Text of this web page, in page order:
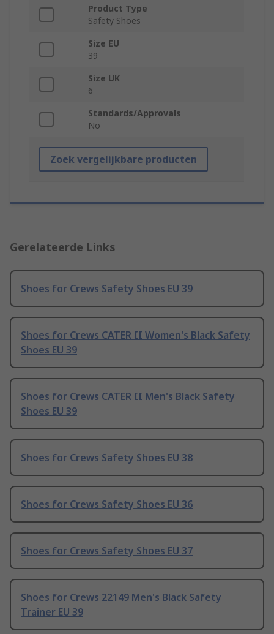
Product Type
Safety Shoes
Size EU
39
Size UK
6
Standards/Approvals
No
Zoek vergelijkbare producten
Gerelateerde Links
Shoes for Crews Safety Shoes EU 39
Shoes for Crews CATER II Women's Black Safety
Shoes EU 39
Shoes for Crews CATER II Men's Black Safety
Shoes EU 39
Shoes for Crews Safety Shoes EU 38
Shoes for Crews Safety Shoes EU 36
Shoes for Crews Safety Shoes EU 37
Shoes for Crews 22149 Men's Black Safety
Trainer EU 39